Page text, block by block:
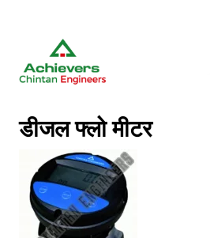
content
डीजल फ्लो मीटर